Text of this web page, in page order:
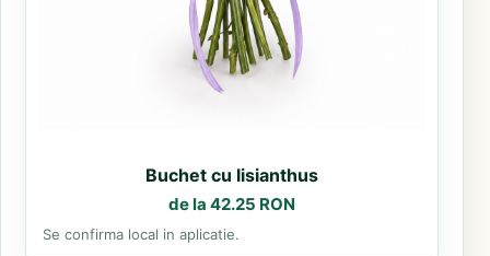
Buchet cu lisianthus
de la 42.25 RON
Se confirma local in aplicatie.